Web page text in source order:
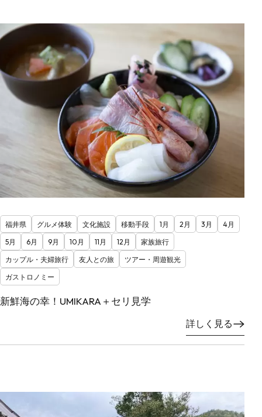
福井県 グルメ体験 文化施設 移動手段 1月 2月 3月
4月
5月
6月 9月 10月 11月 12月
家族旅行
カップル・夫婦旅行
友人との旅
ツアー・周遊観光
ガストロノミー
新鮮海の幸！UMIKARA＋セリ見学
詳しく見る